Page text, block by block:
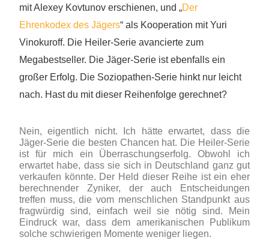
mit Alexey Kovtunov erschienen, und „Der
Ehrenkodex des Jägers“ als Kooperation mit Yuri
Vinokuroff. Die Heiler-Serie avancierte zum
Megabestseller. Die Jäger-Serie ist ebenfalls ein
großer Erfolg. Die Soziopathen-Serie hinkt nur leicht
nach. Hast du mit dieser Reihenfolge gerechnet?
Nein, eigentlich nicht. Ich hätte erwartet, dass die
Jäger-Serie die besten Chancen hat. Die Heiler-Serie
ist für mich ein Überraschungserfolg. Obwohl ich
erwartet habe, dass sie sich in Deutschland ganz gut
verkaufen könnte. Der Held dieser Reihe ist ein eher
berechnender Zyniker, der auch Entscheidungen
treffen muss, die vom menschlichen Standpunkt aus
fragwürdig sind, einfach weil sie nötig sind. Mein
Eindruck war, dass dem amerikanischen Publikum
solche schwierigen Momente weniger liegen.